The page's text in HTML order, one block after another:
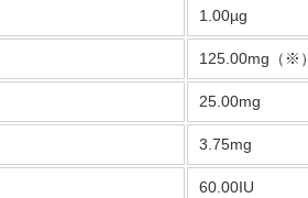
1.00µg
125.00mg（※）
25.00mg
3.75mg
60.00IU